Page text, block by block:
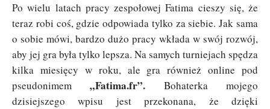
Po wielu latach pracy zespołowej Fatima cieszy się, że
teraz robi coś, gdzie odpowiada tylko za siebie. Jak sama
o sobie mówi, bardzo dużo pracy wkłada w swój rozwój,
aby jej gra była tylko lepsza. Na samych turniejach spędza
kilka miesięcy w roku, ale gra również online pod
pseudonimem „Fatima.fr”.Bohaterka mojego
dzisiejszego wpisu jest przekonana, że dzięki